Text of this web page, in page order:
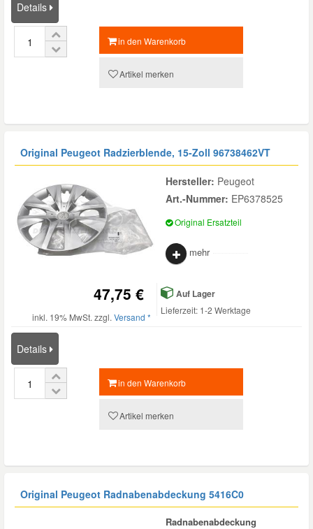
Details
in den Warenkorb
Artikel merken
Original Peugeot Radzierblende, 15-Zoll 96738462VT
Hersteller: Peugeot
Art.-Nummer: EP6378525
Original Ersatzteil
mehr
47,75 €
inkl. 19% MwSt. zzgl. Versand *
Auf Lager
Lieferzeit: 1-2 Werktage
Details
in den Warenkorb
Artikel merken
Original Peugeot Radnabenabdeckung 5416C0
Radnabenabdeckung
Scheibenreinigung
Zündanlage und Glühanlage
Karosserie Werkzeug
Werkstattbedarf
Winter-Autozubehör
Daewoo Ersatzteile
Hyundai Ersatzteile
Jeep Ersatzteile
Lancia Ersatzteile
Mazda Ersatzteile
Mercedes Ersatzteile
Mini Ersatzteile
Mitsubishi Ersatzteile
Nissan Ersatzteile